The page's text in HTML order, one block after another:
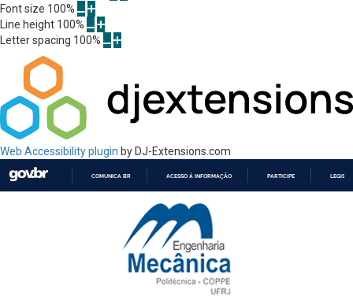
Font size 100%
Line height 100%
Letter spacing 100%
Web Accessibility plugin by DJ-Extensions.com
PARA
CONTEÚDO
COMUNICA BR ACESSO À INFORMAÇÃO PARTICIPE